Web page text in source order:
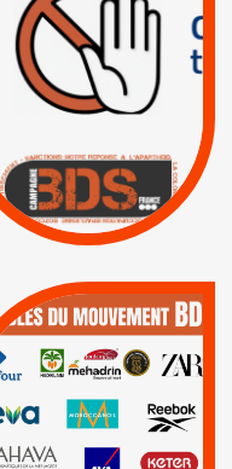
TRUMP, MACRON :
MÊME COMBAT
| Actus |
| Boycott militaire |
Lettres d'interpellation
QUE BOYCOTTER ?
BOYCOTT /
AXA BNP | CAF |
Carrefour | HP |